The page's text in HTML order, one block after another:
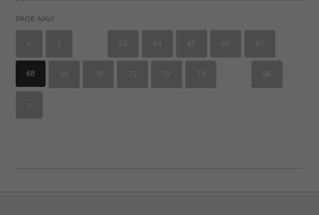
PAGE NAVI
« 63 64 65 67
68 70 71 72 73
»